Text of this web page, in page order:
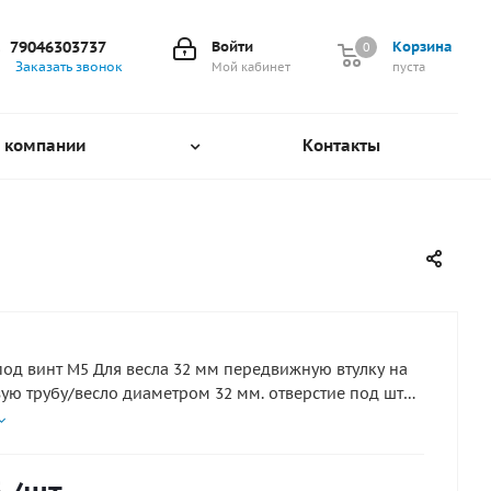
Корзина
0
пуста
0
Войти
Мой кабинет
79046303737
Заказать звонок
Контакты
винт M5 Для весла 32 мм передвижную втулку на
трубу/весло диаметром 32 мм. отверстие под шток
Регулируемое крепление выполнено из